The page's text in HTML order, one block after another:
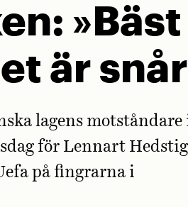
är
lagens motståndare
för Lennart
på fingrarna i